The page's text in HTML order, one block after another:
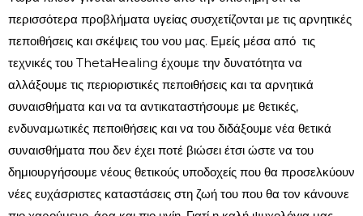
περισσότερα προβλήματα υγείας συσχετίζονται με τις αρνητικές
πεποιθήσεις και σκέψεις του νου μας. Εμείς μέσα από τις
τεχνικές του ThetaΗealing έχουμε την δυνατότητα να
αλλάξουμε τις περιοριστικές πεποιθήσεις και τα αρνητικά
συναισθήματα και να τα αντικαταστήσουμε με θετικές,
ενδυναμωτικές πεποιθήσεις και να του διδάξουμε νέα θετικά
συναισθήματα που δεν έχει ποτέ βιώσει έτσι ώστε να του
δημιουργήσουμε νέους θετικούς υποδοχείς που θα προσελκύουν
νέες ευχάσριστες καταστάσεις στη ζωή του που θα τον κάνουνε